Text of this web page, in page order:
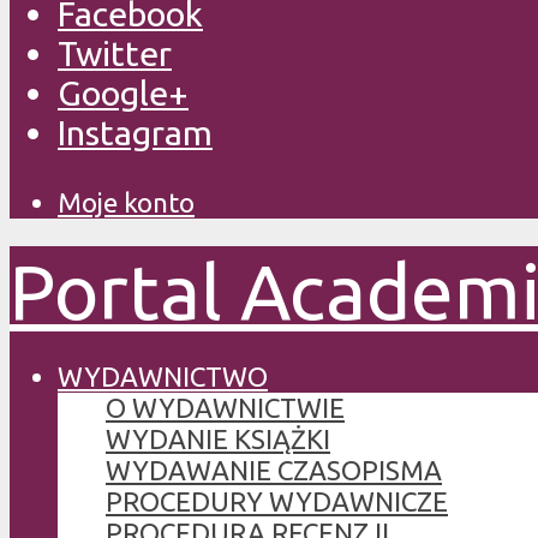
Facebook
Twitter
Google+
Instagram
Moje konto
Portal
WYDAWNICTWO
O WYDAWNICTWIE
WYDANIE KSIĄŻKI
WYDAWANIE CZASOPISMA
PROCEDURY WYDAWNICZE